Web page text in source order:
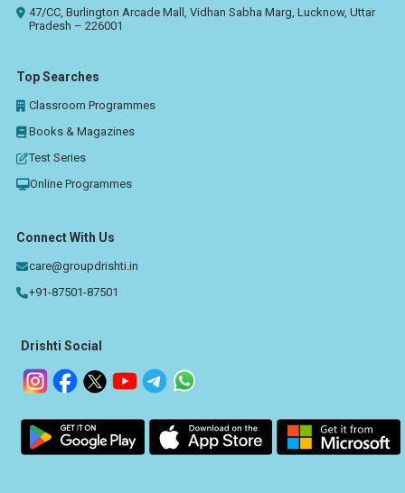
47/CC, Burlington Arcade Mall, Vidhan Sabha Marg, Lucknow, Uttar
Pradesh – 226001
Top Searches
Classroom Programmes
Books & Magazines
Test Series
Online Programmes
Connect With Us
care@groupdrishti.in
+91-87501-87501
Drishti Social